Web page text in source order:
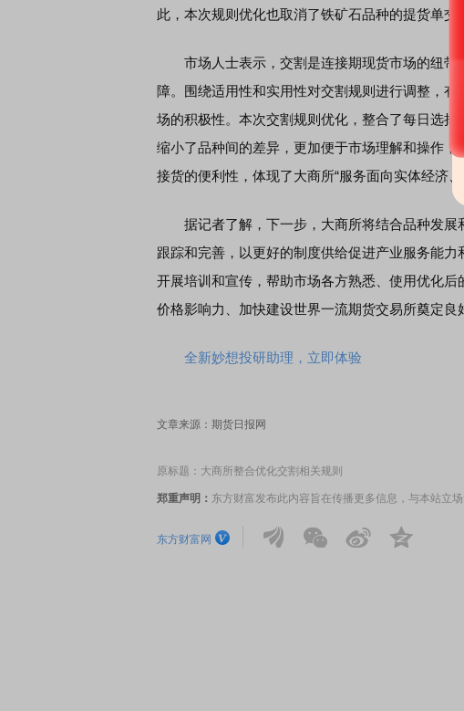
此，本次规则优化也取消了铁矿石品种的提货单交
市场人士表示，交割是连接期现货市场的纽带
障。围绕适用性和实用性对交割规则进行调整，
场的积极性。本次交割规则优化，整合了每日选择
缩小了品种间的差异，更加便于市场理解和操作
接货的便利性，体现了大商所“服务面向实体经济、
据记者了解，下一步，大商所将结合品种发展
跟踪和完善，以更好的制度供给促进产业服务能
开展培训和宣传，帮助市场各方熟悉、使用优化
价格影响力、加快建设世界一流期货交易所奠定良
全新妙想投研助理，立即体验
文章来源：期货日报网
原标题：大商所整合优化交割相关规则
郑重声明： 东方财富发布此内容旨在传播更多信息，与本站立
东方财富网